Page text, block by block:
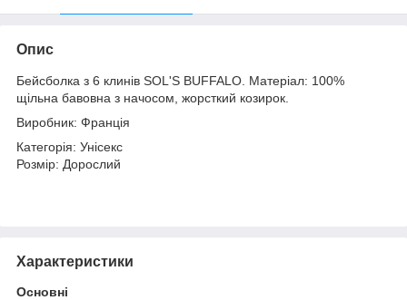
Опис
Бейсболка з 6 клинів SOL'S BUFFALO. Матеріал: 100%
щільна бавовна з начосом, жорсткий козирок.
Виробник: Франція
Категорія: Унісекс
Розмір: Дорослий
Характеристики
Основні